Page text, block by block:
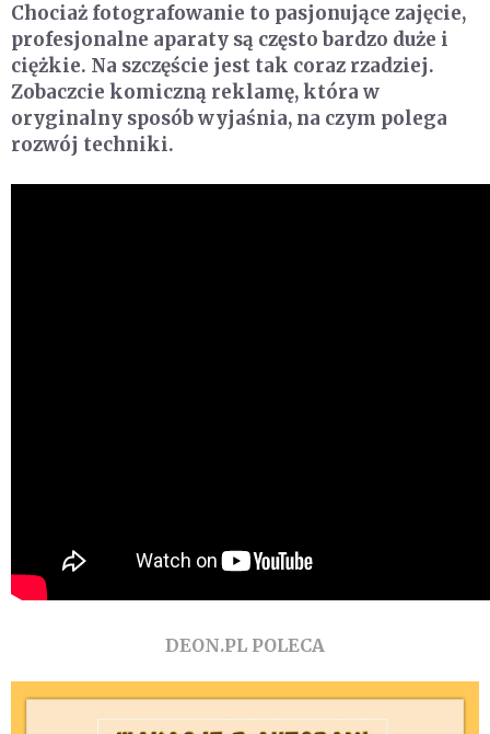
Chociaż fotografowanie to pasjonujące zajęcie,
profesjonalne aparaty są często bardzo duże i
ciężkie. Na szczęście jest tak coraz rzadziej.
Zobaczcie komiczną reklamę, która w
oryginalny sposób wyjaśnia, na czym polega
rozwój techniki.
DEON.PL POLECA